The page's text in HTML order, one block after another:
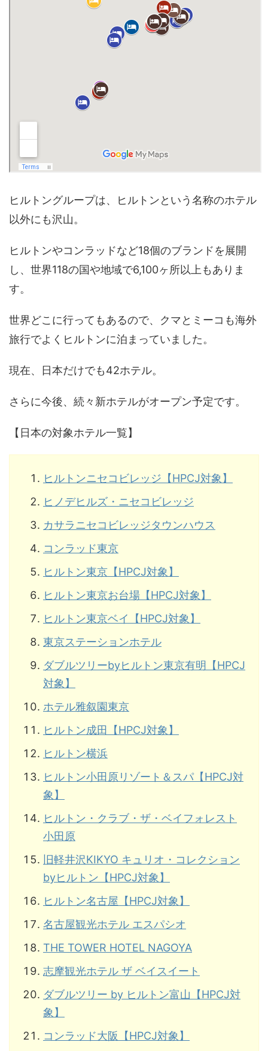
ヒルトングループは、ヒルトンという名称のホテル
以外にも沢山。
ヒルトンやコンラッドなど18個のブランドを展開
し、世界118の国や地域で6,100ヶ所以上もありま
す。
世界どこに行ってもあるので、クマとミーコも海外
旅行でよくヒルトンに泊まっていました。
現在、日本だけでも42ホテル。
さらに今後、続々新ホテルがオープン予定です。
【日本の対象ホテル一覧】
ヒルトンニセコビレッジ【HPCJ対象】
ヒノデヒルズ・ニセコビレッジ
カサラニセコビレッジタウンハウス
コンラッド東京
ヒルトン東京【HPCJ対象】
ヒルトン東京お台場【HPCJ対象】
ヒルトン東京ベイ【HPCJ対象】
東京ステーションホテル
ダブルツリーbyヒルトン東京有明【HPCJ
対象】
ホテル雅叙園東京
ヒルトン成田【HPCJ対象】
ヒルトン横浜
ヒルトン小田原リゾート＆スパ【HPCJ対
象】
ヒルトン・クラブ・ザ・ベイフォレスト
小田原
旧軽井沢KIKYO キュリオ・コレクション
byヒルトン【HPCJ対象】
ヒルトン名古屋【HPCJ対象】
名古屋観光ホテル エスパシオ
THE TOWER HOTEL NAGOYA
志摩観光ホテル ザ ベイスイート
ダブルツリー by ヒルトン富山【HPCJ対
象】
コンラッド大阪【HPCJ対象】